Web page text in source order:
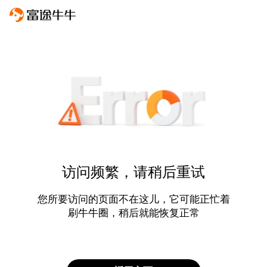
访问频繁，请稍后重试
您所要访问的页面不在这儿，它可能正忙着
刷牛牛圈，稍后就能恢复正常